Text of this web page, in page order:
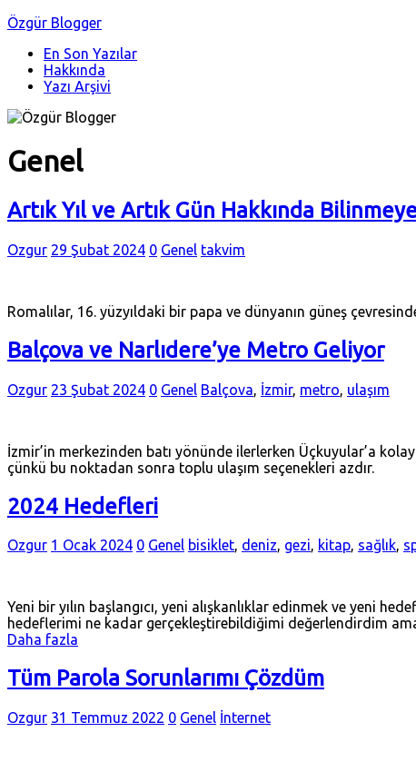
Özgür Blogger
En Son Yazılar
Hakkında
Yazı Arşivi
Genel
Artık Yıl ve Artık Gün Hakkında
Ozgur 29 Şubat 2024 0 Genel takvim
Romalılar, 16. yüzyıldaki bir papa ve dünyanın güneş
Balçova ve Narlıdere’ye Metro Geliyor
Ozgur 23 Şubat 2024 0 Genel Balçova İzmir, metro ulaşım
İzmir’in merkezinden batı yönünde ilerlerken Üçkuyular’a
çünkü bu noktadan sonra toplu ulaşım seçenekleri azdır.
2024 Hedefleri
Ozgur 1 Ocak 2024 0 Genel bisiklet, deniz, gezi, kitap, sağlık,
Yeni bir yılın başlangıcı, yeni alışkanlıklar edinmek ve yeni
hedeflerimi ne kadar gerçekleştirebildiğimi değerlendirdim
Daha fazla
Tüm Parola Sorunlarımı Çözdüm
Ozgur 31 Temmuz 2022 0 Genel İnternet